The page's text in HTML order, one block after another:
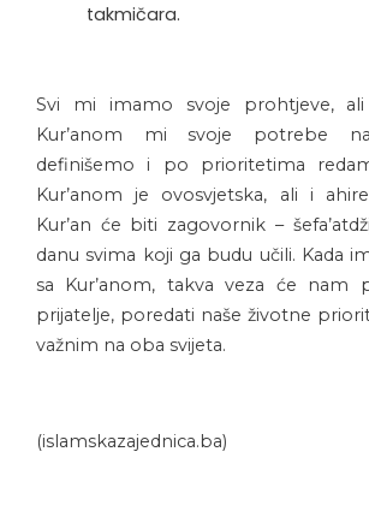
takmičara.
Svi mi imamo svoje prohtjeve,
Kur’anom mi svoje potrebe
definišemo i po prioritetima
Kur’anom je ovosvjetska, ali i
Kur’an će biti zagovornik –
danu svima koji ga budu učili. Kada
sa Kur’anom, takva veza će nam
prijatelje, poredati naše životne
važnim na oba svijeta.
(islamskazajednica.ba)